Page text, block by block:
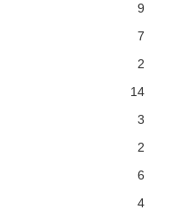
9
7
2
14
3
2
6
4